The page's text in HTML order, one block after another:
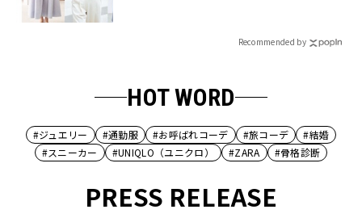
Recommended by
HOT WORD
#ジュエリー #通勤服 #お呼ばれコーデ #旅コーデ
#結婚
#スニーカー
#UNIQLO（ユニクロ） #ZARA #骨格診断
PRESS RELEASE